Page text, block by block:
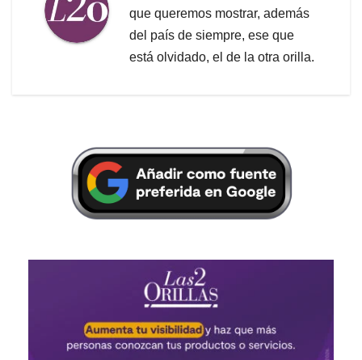
que queremos mostrar, además
del país de siempre, ese que
está olvidado, el de la otra orilla.